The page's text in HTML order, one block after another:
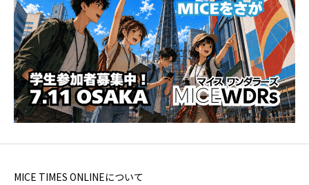
MICE TIMES ONLINEについて